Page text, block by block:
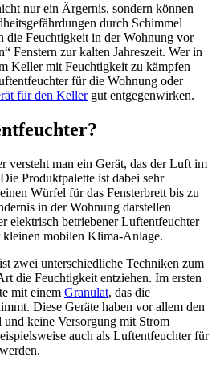
nur ein Ärgernis, sondern können
durch Schimmel
die Feuchtigkeit in der Wohnung vor
Fenstern zur kalten Jahreszeit. Wer in
Keller mit Feuchtigkeit zu kämpfen
für die Wohnung oder
für den Kellergut entgegenwirken.
versteht man ein Gerät, das der Luft im
Produktpalette ist dabei sehr
Würfel für das Fensterbrett bis zu
in der Wohnung darstellen
elektrisch betriebener Luftentfeuchter
kleinen mobilen Klima-Anlage.
zwei unterschiedliche Techniken zum
die Feuchtigkeit entziehen. Im ersten
mit einem Granulat, das die
Diese Geräte haben vor allem den
und keine Versorgung mit Strom
auch als Luftentfeuchter für